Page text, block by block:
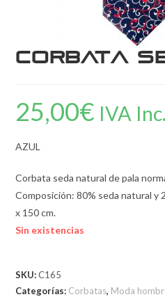
Corbata
25,00€ IVA Inc.
AZUL
Corbata seda natural de pala
Composición: 80% seda natural y
x 150 cm.
Sin existencias
SKU:C165
Categorías: Corbatas, Moda